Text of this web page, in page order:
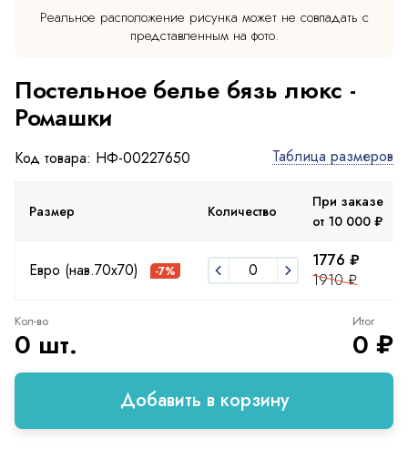
Реальное расположение рисунка может не совпадать с
представленным на фото.
Постельное белье бязь люкс -
Ромашки
Код товара: НФ-00227650 Таблица размеров
Размер Количество
При заказе
от 10 000 ₽
Евро (нав.70х70) -7%
1776 ₽
1910 ₽
Кол-во
0 шт.
Итог
0 ₽
Добавить в корзину